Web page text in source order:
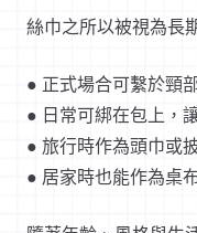
絲巾之所以被視為長
● 正式場合可繫於頸
● 日常可綁在包上，
● 旅行時作為頭巾或
● 居家時也能作為桌